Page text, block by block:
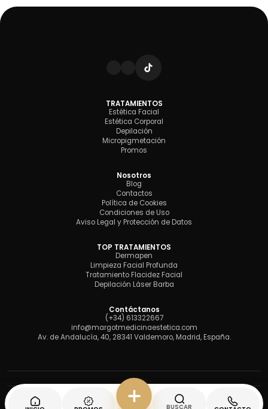
BUSCAR
TRATAMIENTOS
Estética Facial
Estética Corporal
Depilación
Micropigmetación
Promos
Nosotros
Blog
Contactos
Política de Cookies
Condiciones de Uso
Aviso Legal y Protección de Datos
TOP TRATAMIENTOS
Dermapen
Limpieza Facial Profunda
Tratamiento Flacidez Facial
Depilación Láser Barba
Contáctanos
(+34) 613322667
info@margotmedicinaestetica.com
Av. de Andalucía, 40, 28341 Valdemoro, Madrid, España.